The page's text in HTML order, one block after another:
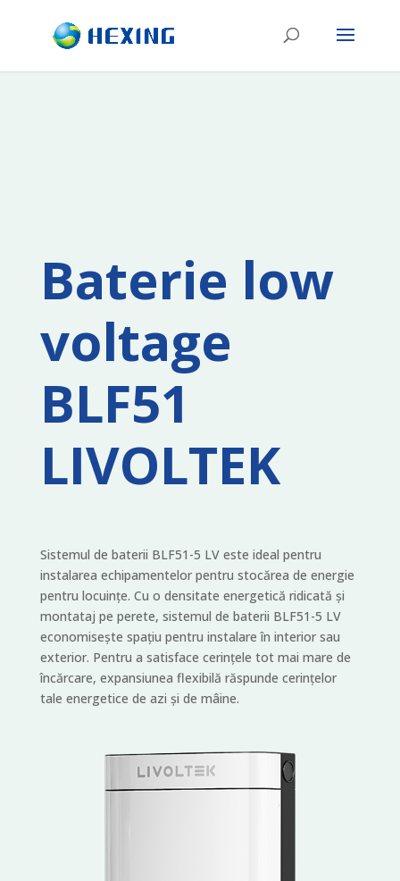
Baterie low
voltage
BLF51
LIVOLTEK
Sistemul de baterii BLF51-5 LV este ideal pentru
instalarea echipamentelor pentru stocărea de energie
pentru locuințe. Cu o densitate energetică ridicată și
montataj pe perete, sistemul de baterii BLF51-5 LV
economisește spațiu pentru instalare în interior sau
exterior. Pentru a satisface cerințele tot mai mare de
încărcare, expansiunea flexibilă răspunde cerințelor
tale energetice de azi și de mâine.